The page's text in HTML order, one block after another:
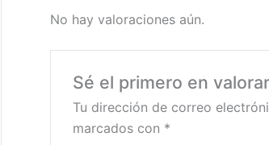
No hay valoraciones aún.
Sé el primero en
Tu dirección de correo
marcados con *